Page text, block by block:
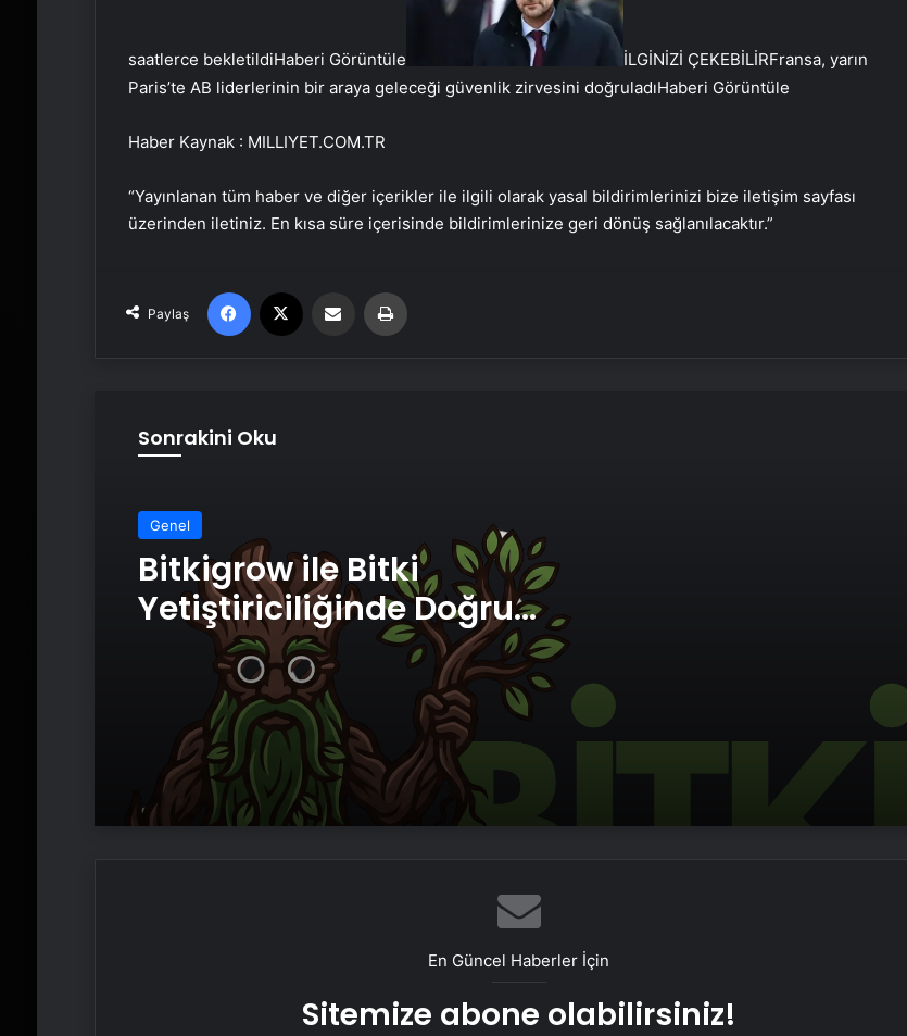
saatlerce bekletildiHaberi Görüntüle İLGİNİZİ ÇEKEBİLİRFransa, yarın
Paris’te AB liderlerinin bir araya geleceği güvenlik zirvesini doğruladıHaberi Görüntüle
Haber Kaynak : MILLIYET.COM.TR
“Yayınlanan tüm haber ve diğer içerikler ile ilgili olarak yasal bildirimlerinizi bize iletişim sayfası
üzerinden iletiniz. En kısa süre içerisinde bildirimlerinize geri dönüş sağlanılacaktır.”
Paylaş
Facebook Email'den paylaş
Sonrakini Oku
Genel
Bitkigrow ile Bitki
Yetiştiriciliğinde Doğru
Ekipman ve Ürün Seçimi
Sosyox, Sosyal Medyada Büyümenin
Güvenilir Adresi Olarak Öne Çıkıyor
Şafak Sezer’den “Form” Çıkartması:
Zarafetin ve Kalitenin Yeni Adı Roxx
En Güncel Haberler İçin
Sitemize abone olabilirsiniz!